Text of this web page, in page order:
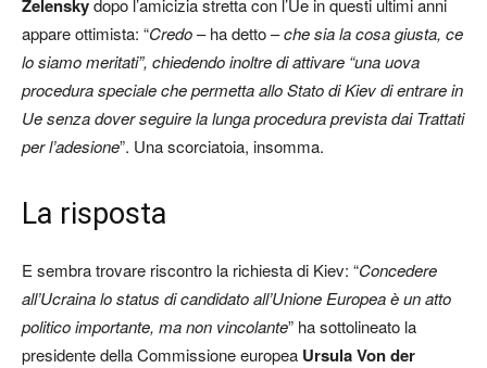
Zelenskydopo l’amicizia stretta con l’Ue in questi ultimi anni
appare ottimista: “Credo– ha detto –che sia la cosa giusta, ce
lo siamo meritati”, chiedendo inoltre di attivare “una uova
procedura speciale che permetta allo Stato di Kiev di entrare in
Ue senza dover seguire la lunga procedura prevista dai Trattati
per l’adesione”. Una scorciatoia, insomma.
La risposta
E sembra trovare riscontro la richiesta di Kiev: “Concedere
all’Ucraina lo status di candidato all’Unione Europea è un atto
politico importante, ma non vincolante” ha sottolineato la
presidente della Commissione europea Ursula Von der